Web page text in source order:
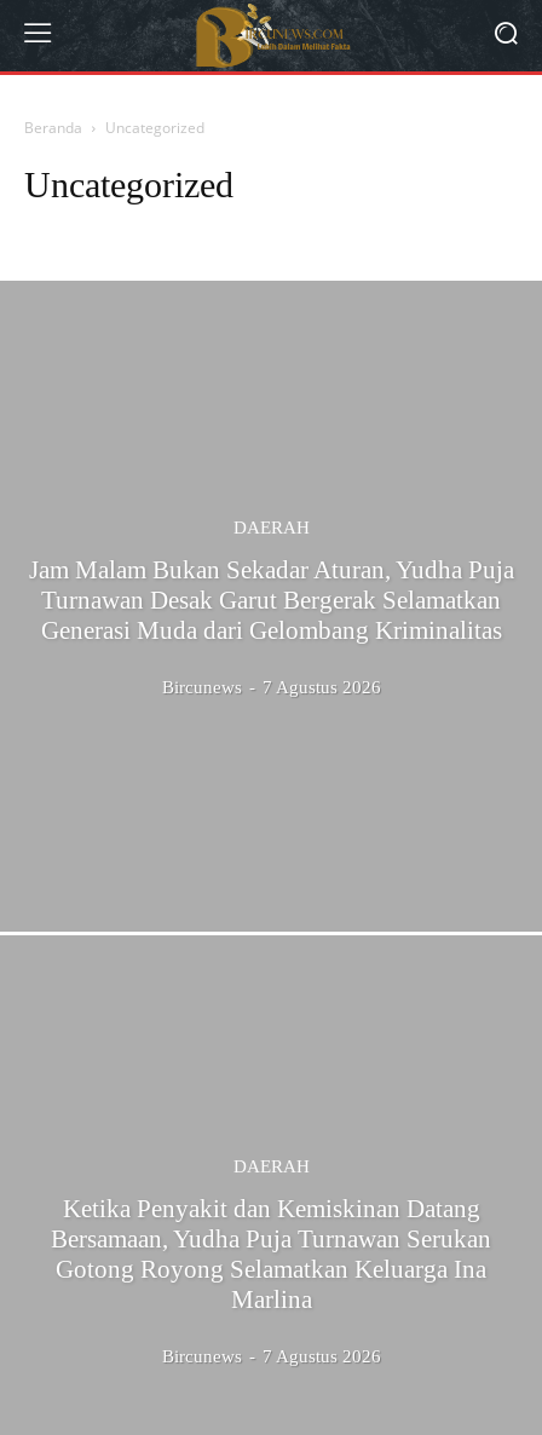
Beranda Uncategorized
Uncategorized
DAERAH
Jam Malam Bukan Sekadar Aturan, Yudha Puja
Turnawan Desak Garut Bergerak Selamatkan
Generasi Muda dari Gelombang Kriminalitas
Bircunews - 7 Agustus 2026
DAERAH
Ketika Penyakit dan Kemiskinan Datang
Bersamaan, Yudha Puja Turnawan Serukan
Gotong Royong Selamatkan Keluarga Ina
Marlina
Bircunews - 7 Agustus 2026